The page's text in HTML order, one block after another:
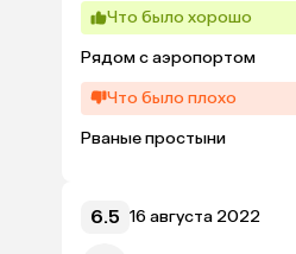
Что было хорошо
Рядом с аэропортом
Что было плохо
Рваные простыни
6.5 16 августа 2022